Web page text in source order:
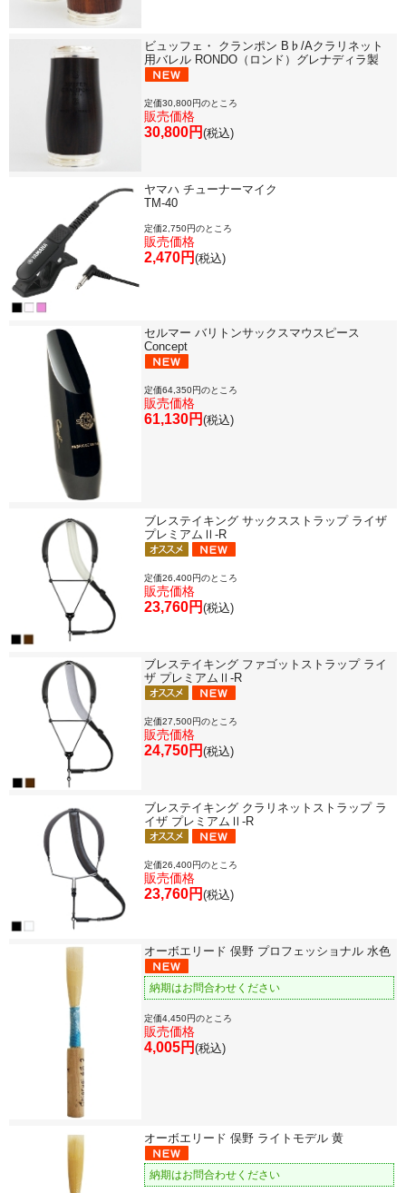
ビュッフェ・ クランポン B♭/Aクラリネット
用バレル RONDO（ロンド）グレナディラ製
定価30,800円のところ
販売価格
30,800円 (税込)
ヤマハ チューナーマイク
TM-40
定価2,750円のところ
販売価格
2,470円 (税込)
セルマー バリトンサックスマウスピース
Concept
定価64,350円のところ
販売価格
61,130円 (税込)
ブレステイキング サックスストラップ ライザ
プレミアムⅡ-R
定価26,400円のところ
販売価格
23,760円 (税込)
ブレステイキング ファゴットストラップ ライ
ザ プレミアムⅡ-R
定価27,500円のところ
販売価格
24,750円 (税込)
ブレステイキング クラリネットストラップ ラ
イザ プレミアムⅡ-R
定価26,400円のところ
販売価格
23,760円 (税込)
オーボエリード 俣野 プロフェッショナル 水色
納期はお問合わせください
定価4,450円のところ
販売価格
4,005円 (税込)
オーボエリード 俣野 ライトモデル 黄
納期はお問合わせください